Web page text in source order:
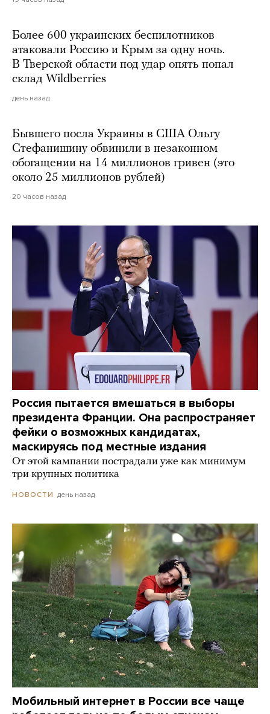
Более 600 украинских беспилотников
атаковали Россию и Крым за одну ночь.
В Тверской области под удар опять попал
склад Wildberries
день назад
Бывшего посла Украины в США Ольгу
Стефанишину обвинили в незаконном
обогащении на 14 миллионов гривен (это
около 25 миллионов рублей)
20 часов назад
Россия пытается вмешаться в выборы
президента Франции. Она распространяет
фейки о возможных кандидатах,
маскируясь под местные издания
От этой кампании пострадали уже как минимум
три крупных политика
НОВОСТИ день назад
Мобильный интернет в России все чаще